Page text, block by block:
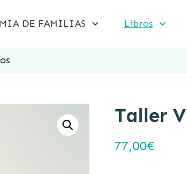
DE FAMILIAS Libros
Taller
77,00€